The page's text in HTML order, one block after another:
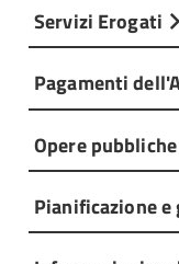
Servizi Erogati
Pagamenti
Opere pubbliche
Pianificazione